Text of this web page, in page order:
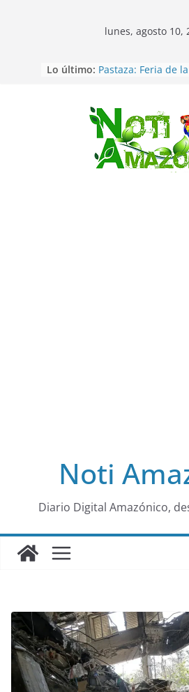
Saltar
al
lunes, agosto 10,
Lo último: Pastaza: Feria de
Pastaza: Fiscal no
contra hombre de
mantenía relacion
con una menor
frontera sur
Napo: presunto
Noti
Diario Digital Amazónico,